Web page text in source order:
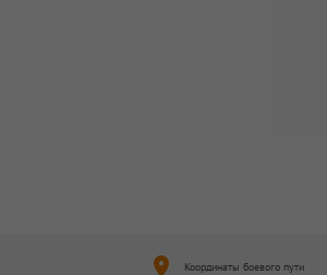
Координаты боевого пути